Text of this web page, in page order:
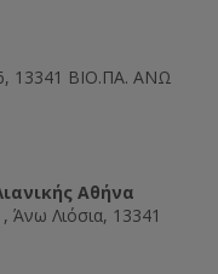
13341 ΒΙΟ.ΠΑ. ΑΝΩ
Αθήνα
Άνω Λιόσια, 13341